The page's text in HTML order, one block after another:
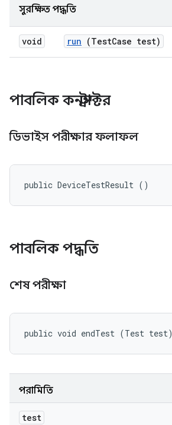
সুরক্ষিত পদ্ধতি
void run (TestCase test)
পাবলিক কনস্ট্রাক্টর
ডিভাইস পরীক্ষার ফলাফল
public DeviceTestResult ()
পাবলিক পদ্ধতি
শেষ পরীক্ষা
public void endTest (Test test)
পরামিতি
test